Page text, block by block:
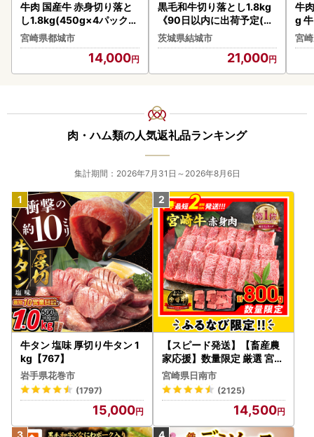
牛肉 国産牛 赤身切り落と
し1.8kg(450g×4パック)
牛肉〔14-3604〕(都城市)
宮崎県都城市
14,000
黒毛和牛切り落とし1.8kg
《90日以内に出荷予定(土
日祝除く) 》牛肉
茨城県結城市
21,000
牛
g
城
宮
肉・ハム類の人気返礼品ランキング
集計期間：2026年7月31日～2026年8月6日
牛タン 塩味 厚切り牛タン 1
kg【767】
岩手県花巻市
(1797)
15,000
【スピード発送】【畜産農
家応援】数量限定 厳選 宮崎
牛 赤身 焼肉 計800g FN-Li
mited-PR_BDV5-26-2W
宮崎県日南市
(2125)
14,500